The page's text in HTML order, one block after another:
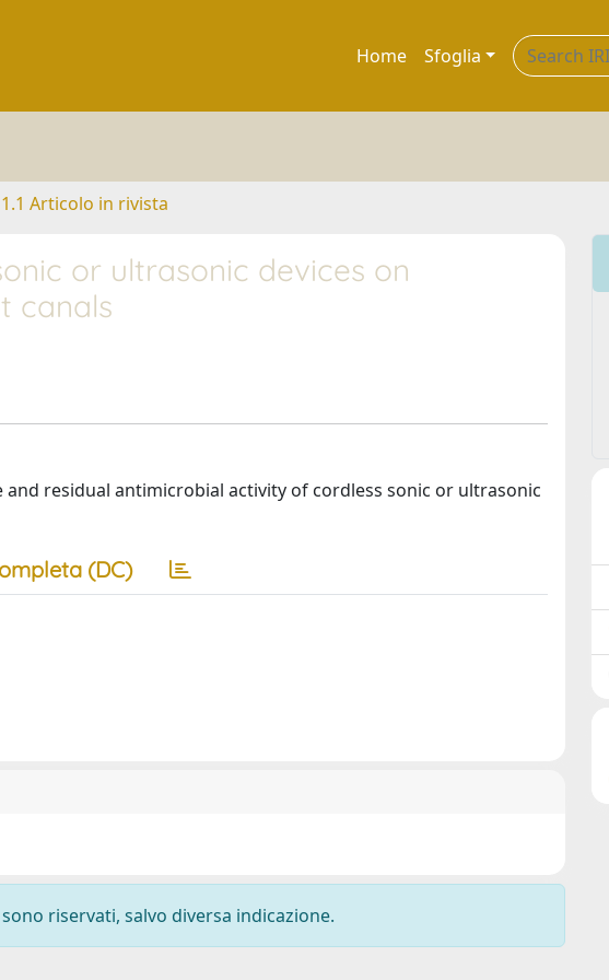
Home Sfoglia
1.1 Articolo in rivista
or ultrasonic devices on
canals
residual antimicrobial activity of cordless sonic or ultrasonic
(DC)
riservati, salvo diversa indicazione.